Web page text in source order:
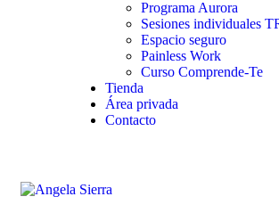
Programa Aurora
Sesiones individuales
Espacio seguro
Painless Work
Curso Comprende-Te
Tienda
Área privada
Contacto